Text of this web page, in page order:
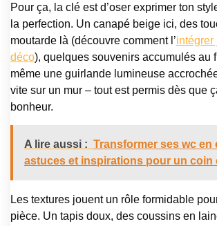
Pour ça, la clé est d’oser exprimer ton
la perfection. Un canapé beige ici, des
moutarde là (découvre comment l’intégrer
déco), quelques souvenirs accu­mulés au
même une guirlande lumineuse
vite sur un mur – tout est permis dès que
bonheur.
A lire aussi : Transformer ses wc en
astuces et inspirations pour un coin
Les textures jouent un rôle formidable
pièce. Un tapis doux, des coussins en